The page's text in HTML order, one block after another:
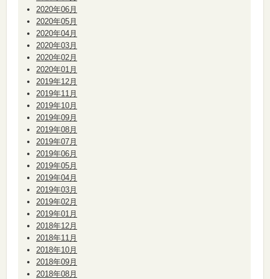
2020年06月
2020年05月
2020年04月
2020年03月
2020年02月
2020年01月
2019年12月
2019年11月
2019年10月
2019年09月
2019年08月
2019年07月
2019年06月
2019年05月
2019年04月
2019年03月
2019年02月
2019年01月
2018年12月
2018年11月
2018年10月
2018年09月
2018年08月